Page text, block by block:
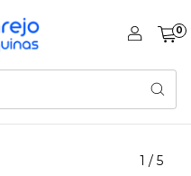
0
1 / 5